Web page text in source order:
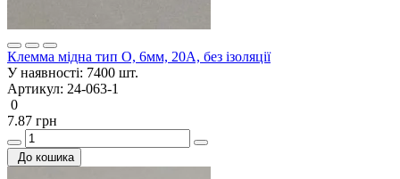
Клемма мідна тип О, 6мм, 20A, без ізоляції
У наявності: 7400 шт.
Артикул: 24-063-1
0
7.87 грн
До кошика